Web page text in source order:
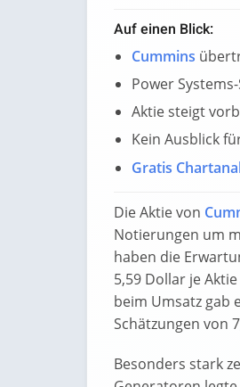
Auf einen Blick:
Cummins
Power
Aktie steigt
Kein Ausblick
Gratis
Die Aktie von
Notierungen um
haben die
5,59 Dollar je
beim Umsatz gab
Schätzungen von
Besonders stark